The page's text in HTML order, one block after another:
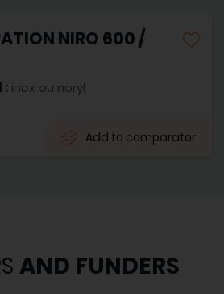
NIRO 600 /
: inox ou noryl
Add to comparator
AND FUNDERS